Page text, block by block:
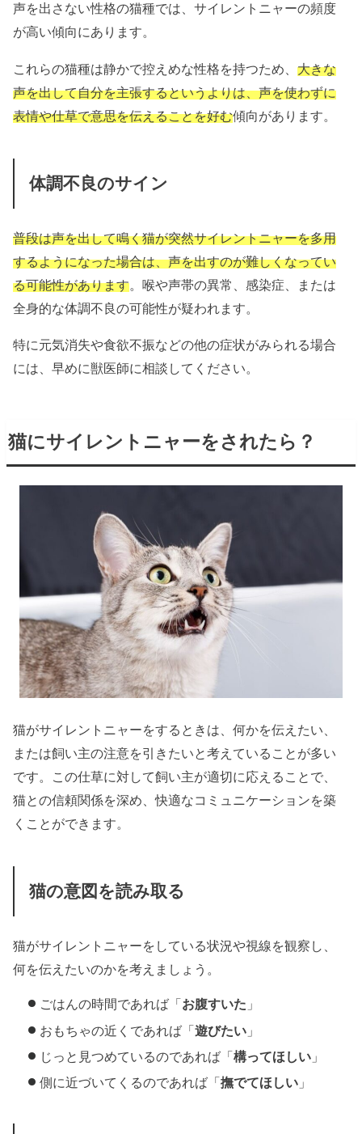
声を出さない性格の猫種では、サイレントニャーの頻度
が高い傾向にあります。
これらの猫種は静かで控えめな性格を持つため、大きな
声を出して自分を主張するというよりは、声を使わずに
表情や仕草で意思を伝えることを好む傾向があります。
体調不良のサイン
普段は声を出して鳴く猫が突然サイレントニャーを多用
するようになった場合は、声を出すのが難しくなってい
る可能性があります 。喉や声帯の異常、感染症、または
全身的な体調不良の可能性が疑われます。
特に元気消失や食欲不振などの他の症状がみられる場合
には、早めに獣医師に相談してください。
猫にサイレントニャーをされたら？
猫がサイレントニャーをするときは、何かを伝えたい、
または飼い主の注意を引きたいと考えていることが多い
です。この仕草に対して飼い主が適切に応えることで、
猫との信頼関係を深め、快適なコミュニケーションを築
くことができます。
猫の意図を読み取る
猫がサイレントニャーをしている状況や視線を観察し、
何を伝えたいのかを考えましょう。
ごはんの時間であれば「お腹すいた 」
おもちゃの近くであれば「遊びたい 」
じっと見つめているのであれば「構ってほしい 」
側に近づいてくるのであれば「撫でてほしい 」